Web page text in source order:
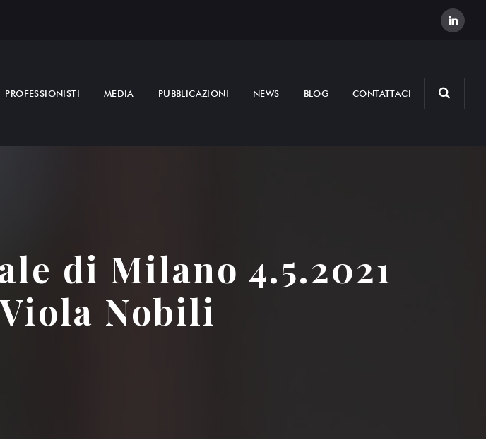
PROFESSIONISTI MEDIA PUBBLICAZIONI NEWS BLOG CONTATTACI
di Milano 4.5.2021
Nobili